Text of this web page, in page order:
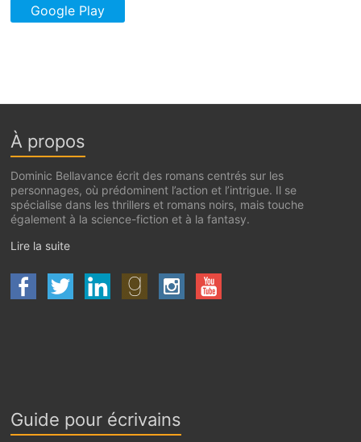
À propos
Dominic Bellavance écrit des romans centrés sur les
personnages, où prédominent l’action et l’intrigue. Il se
spécialise dans les thrillers et romans noirs, mais touche
également à la science-fiction et à la fantasy.
Lire la suite
Guide pour écrivains